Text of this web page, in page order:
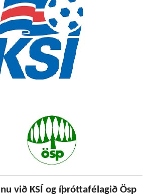
við KSÍ og íþróttafélagið Ösp